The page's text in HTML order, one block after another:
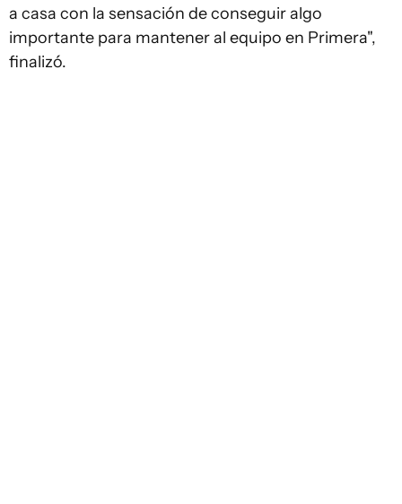
a casa con la sensación de conseguir algo
importante para mantener al equipo en Primera",
finalizó.